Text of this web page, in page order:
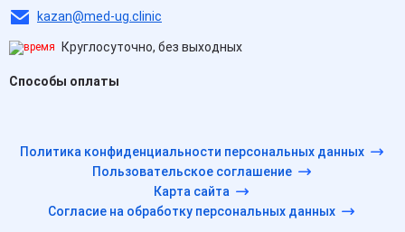
kazan@med-ug.clinic
Круглосуточно, без выходных
Способы оплаты
Политика конфиденциальности персональных данных
Пользовательское соглашение
Карта сайта
Согласие на обработку персональных данных